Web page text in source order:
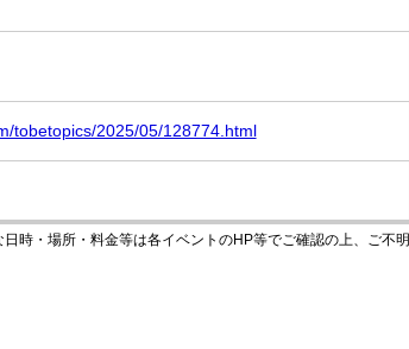
tobetopics/2025/05/128774.html
時・場所・料金等は各イベントのHP等でご確認の上、ご不明